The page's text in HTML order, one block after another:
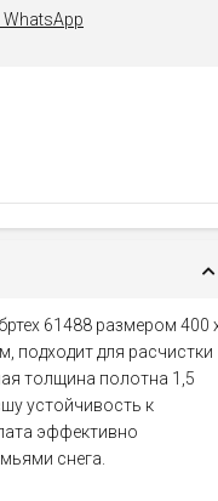
61488 размером 400
подходит для расчистки
толщина полотна 1,5
устойчивость к
эффективно
снега.